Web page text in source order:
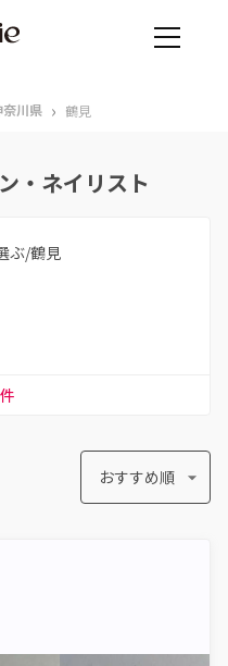
奈川県 › 鶴見
・ネイリスト
ぶ/鶴見
おすすめ順